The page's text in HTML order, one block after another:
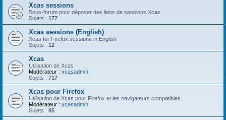
Xcas sessions
Sous-forum pour déposer des liens de sessions Xcas
Sujets : 177
Xcas sessions (English)
Xcas for Firefox sessions in English
Sujets : 12
Xcas
Utilisation de Xcas
Modérateur : xcasadmin
Sujets : 717
Xcas pour Firefox
Utilisation de Xcas pour Firefox et les navigateurs compatibles
Modérateur : xcasadmin
Sujets : 85